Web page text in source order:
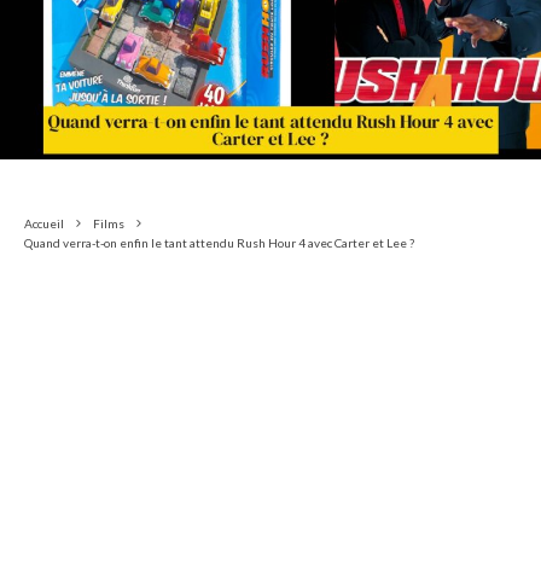
Accueil
Films
Quand verra-t-on enfin le tant attendu Rush Hour 4 avec Carter et Lee ?